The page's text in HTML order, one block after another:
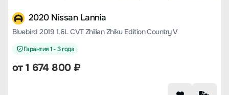
2020 Nissan Lannia
Bluebird 2019 1.6L CVT Zhilian Zhiku Edition Country V
Гарантия 1 - 3 года
от1 674 800₽